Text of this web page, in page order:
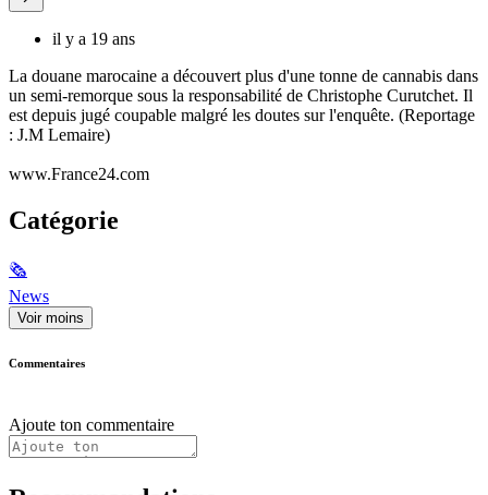
il y a 19 ans
La douane marocaine a découvert plus d'une tonne de cannabis dans
un semi-remorque sous la responsabilité de Christophe Curutchet. Il
est depuis jugé coupable malgré les doutes sur l'enquête. (Reportage
: J.M Lemaire)
www.France24.com
Catégorie
🗞
News
Voir moins
Commentaires
Ajoute ton commentaire